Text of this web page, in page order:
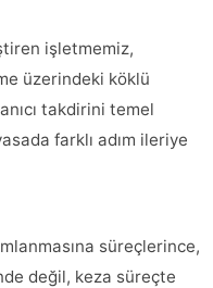
işletmemiz,
üzerindeki köklü
takdirini temel
farklı adım ileriye
süreçlerince,
değil, keza süreçte